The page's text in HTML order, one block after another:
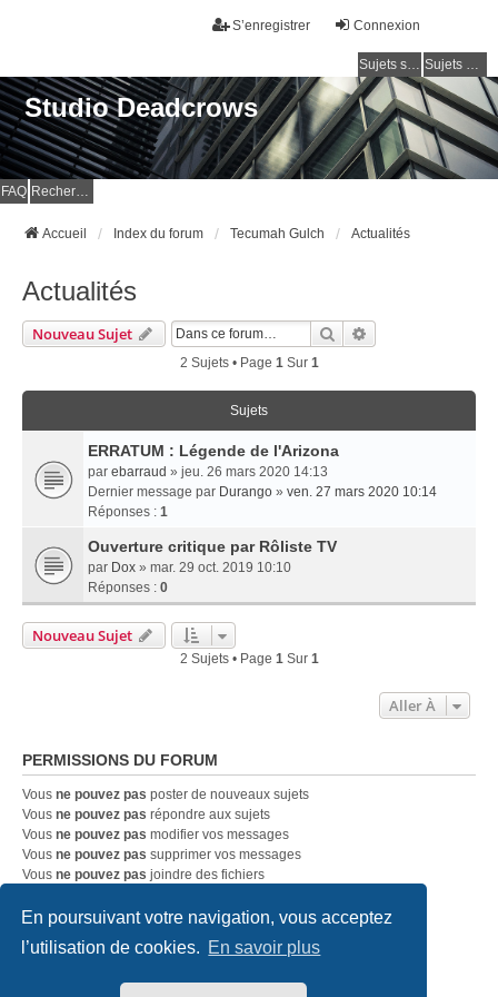
En poursuivant votre navigation, vous acceptez
l’utilisation de cookies. En savoir plus
Connexion
S’enregistrer
Sujets sans réponse Sujets actifs
Studio Deadcrows
FAQ Rechercher
Accueil Index du forum Tecumah Gulch Actualités
Actualités
Nouveau Sujet Rechercher
2 Sujets • Page 1Sur 1
Sujets
ERRATUM : Légende de l'Arizona
par ebarraud » jeu. 26 mars 2020 14:13
Dernier message par Durango » ven. 27 mars 2020 10:14
Réponses : 1
Ouverture critique par Rôliste TV
par Dox » mar. 29 oct. 2019 10:10
Réponses : 0
Nouveau Sujet
2 Sujets • Page 1Sur 1
Aller À
PERMISSIONS DU FORUM
Vous ne pouvez pas poster de nouveaux sujets
Vous ne pouvez pas répondre aux sujets
Vous ne pouvez pas modifier vos messages
Vous ne pouvez pas supprimer vos messages
Vous ne pouvez pas joindre des fichiers
Accueil Index du forum Nous contacter
phpBB® Forum Software © phpBB Limited